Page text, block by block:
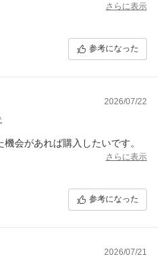
さらに表示
参考になった
2026/07/22
会があれば購入したいです。
さらに表示
参考になった
2026/07/21